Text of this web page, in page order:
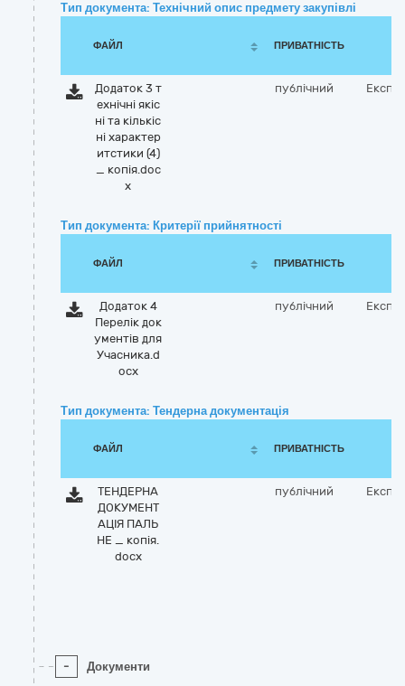
Тип документа: Технічний опис предмету закупівлі
ФАЙЛ ПРИВАТНІСТЬ
Додаток 3 т
ехнічні якіс
ні та кількіс
ні характер
итстики (4)
_ копія.doc
x
публічний
Тип документа: Критерії прийнятності
ФАЙЛ ПРИВАТНІСТЬ
Додаток 4
Перелік док
ументів для
Учасника.d
ocx
публічний
Тип документа: Тендерна документація
ФАЙЛ ПРИВАТНІСТЬ
ТЕНДЕРНА
ДОКУМЕНТ
АЦІЯ ПАЛЬ
НЕ _ копія.
docx
публічний
- Документи